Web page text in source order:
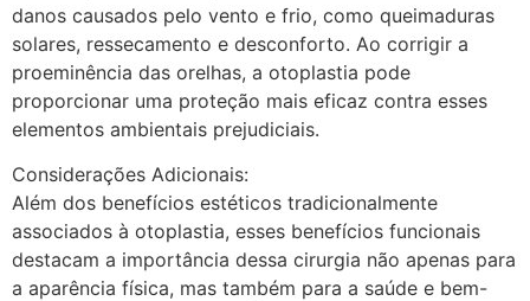
danos causados pelo vento e frio, como queimaduras
solares, ressecamento e desconforto. Ao corrigir a
proeminência das orelhas, a otoplastia pode
proporcionar uma proteção mais eficaz contra esses
elementos ambientais prejudiciais.
Considerações Adicionais:
Além dos benefícios estéticos tradicionalmente
associados à otoplastia, esses benefícios funcionais
destacam a importância dessa cirurgia não apenas para
a aparência física, mas também para a saúde e bem-